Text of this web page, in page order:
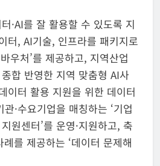
·AI를 잘 활용할 수 있도록 지
터, AI기술, 인프라를 패키지로
우처’를 제공하고, 지역산업
합 반영한 지역 맞춤형 AI사
이터 활용 지원을 위한 데이터
·수요기업을 매칭하는 ‘기업
원센터’를 운영·지원하고, 축
를 제공하는 ‘데이터 문제해